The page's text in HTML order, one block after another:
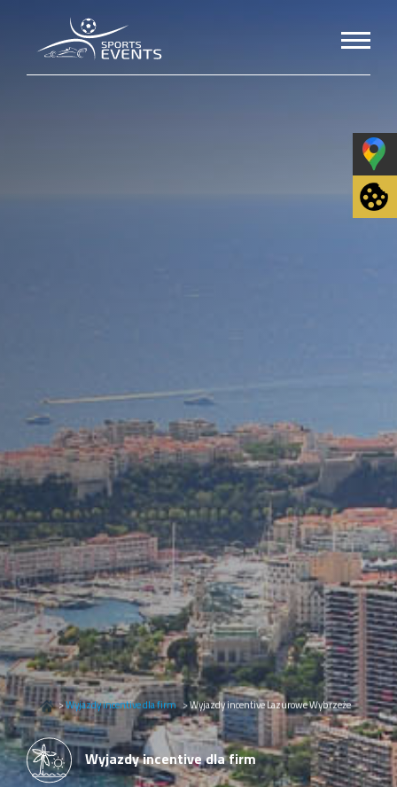
>Wyjazdy incentive dla firm >Wyjazdy incentive Lazurowe Wybrzeże
Wyjazdy incentive dla firm